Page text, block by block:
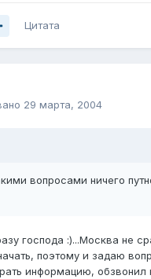
Цитата
29 марта, 2004
вопросами ничего
господа :)...Москва не
поэтому и задаю
информацию, обзвонил